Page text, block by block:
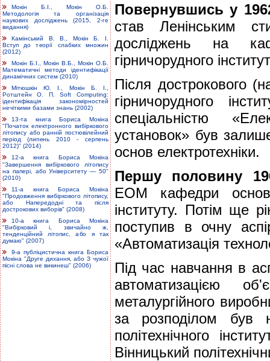
Мокін Б.І., Мокін О.Б.
Методологія та організація
наукових досліджень (2015, 2-ге
видання)
Камінський В. В., Мокін Б. І.
Вступ до теорії слабких множин
(2012)
Мокін Б.І., Мокін В.Б., Мокін О.Б.
Математичні методи ідентифікації
динамічних систем (2010)
Мітюшкін Ю. І., Мокін Б. І.,
Ротштейн О. П. Soft Computing:
ідентифікація закономірностей
нечіткими базами знань (2002)
13-та книга Бориса Мокіна
"Початок електронного вибіркового
літопису або ранній постювілейний
період (липень 2010 - серпень
2012)" (2014)
12-а книга Бориса Мокіна
"Завершення вибіркового літопису
на папері, або Університету — 50"
(2010)
11-а книга Бориса Мокіна
"Продовження вибіркового літопису,
або Напередодні та після
дострокових виборів" (2008)
10-а книга Бориса Мокіна
"Вибірковий і, звичайно ж,
тенденційний літопис, або я так
думаю" (2007)
9-а публіцистична книга Бориса
Мокіна "Друге дихання, або З чужої
пісні слова не викинеш" (2006)
Повернувшись у
став Ленінським
досліджень на
гірничорудного
Після дострокового
гірничорудного
спеціальністю
установок» був
основ електротехніки.
Першу половину
ЕОМ кафедри основ
інституту. Потім ще
поступив в очну
«Автоматизація
Під час навчання в
автоматизацією
металургійного
за розподілом був
політехнічного
Вінницький